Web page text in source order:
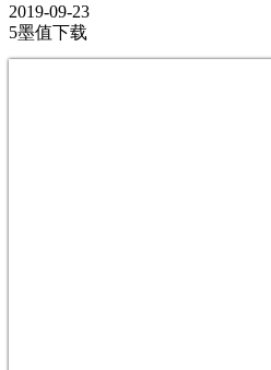
2019-09-23
5墨值下载